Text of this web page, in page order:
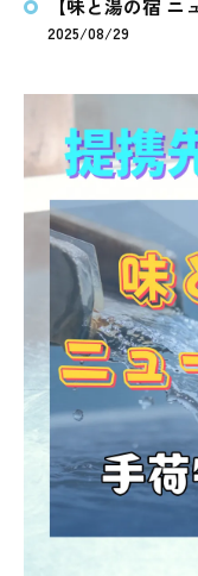
【味と湯の宿
2025/08/29